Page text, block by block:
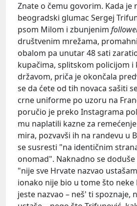
Znate o čemu govorim. Kada je
beogradski glumac Sergej
psom Milom i zbunjenim
društvenim mrežama,
obalom pa unutar 48 sati
kupačima, splitskom policijom
državom, priča je okončala
se da ćete od tih novaca sašiti
crne uniforme po uzoru na
poručio je preko Instagrama
mu naplatili kazne za
mira, pozvavši ih na randevu u
se susresti "na identičnim
onomad". Naknadno se
"nije sve Hrvate nazvao
ionako nije bio u tome što neke
jeste nazvao – neš' ti spoznaje,